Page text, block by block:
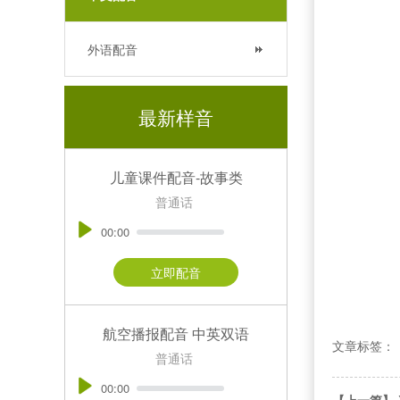
外语配音
最新样音
儿童课件配音-故事类
普通话
00:00
立即配音
航空播报配音 中英双语
普通话
00:00
文章标签：